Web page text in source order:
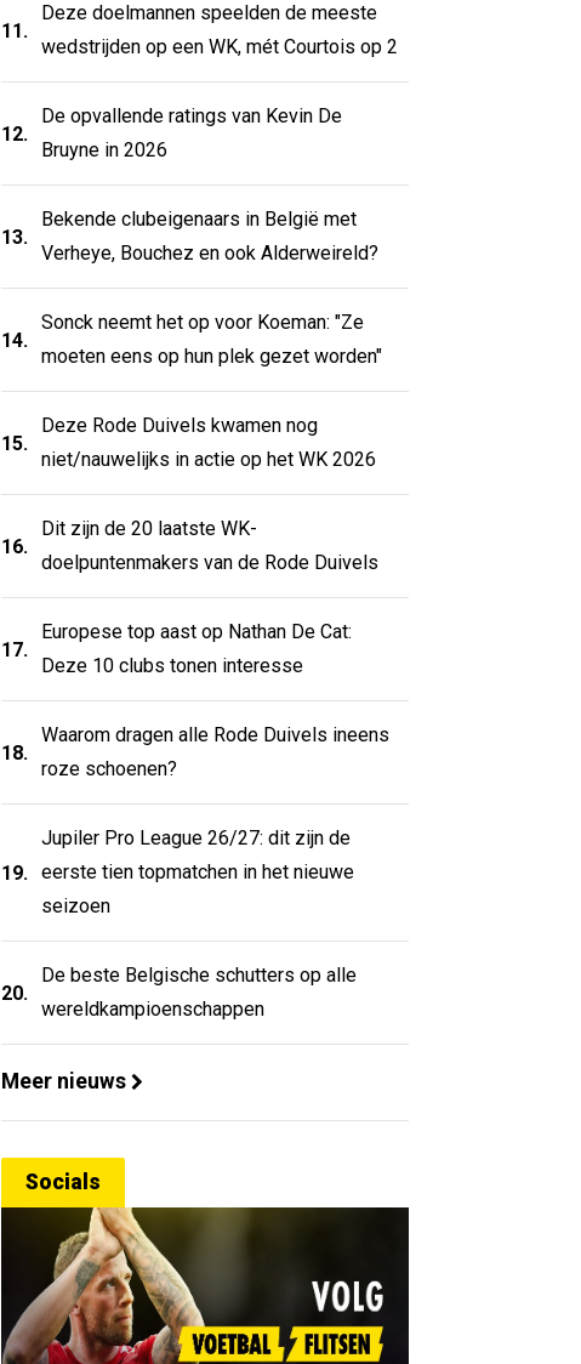
11.
Deze doelmannen speelden de meeste
wedstrijden op een WK, mét Courtois op 2
12.
De opvallende ratings van Kevin De
Bruyne in 2026
13.
Bekende clubeigenaars in België met
Verheye, Bouchez en ook Alderweireld?
14.
Sonck neemt het op voor Koeman: "Ze
moeten eens op hun plek gezet worden"
15.
Deze Rode Duivels kwamen nog
niet/nauwelijks in actie op het WK 2026
16.
Dit zijn de 20 laatste WK-
doelpuntenmakers van de Rode Duivels
17.
Europese top aast op Nathan De Cat:
Deze 10 clubs tonen interesse
18.
Waarom dragen alle Rode Duivels ineens
roze schoenen?
19.
Jupiler Pro League 26/27: dit zijn de
eerste tien topmatchen in het nieuwe
seizoen
20.
De beste Belgische schutters op alle
wereldkampioenschappen
Meer nieuws
Socials